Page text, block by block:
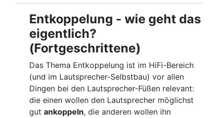
Entkoppelung - wie geht das
eigentlich?
(Fortgeschrittene)
Das Thema Entkoppelung ist im HiFi-Bereich
(und im Lautsprecher-Selbstbau) vor allen
Dingen bei den Lautsprecher-Füßen relevant:
die einen wollen den Lautsprecher möglichst
gut ankoppeln, die anderen wollen ihn